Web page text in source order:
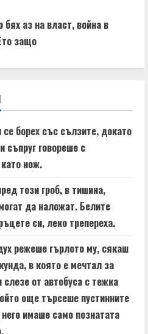
аз на власт, война в
защо
борех със сълзите, докато
съпруг говореше с
нож.
този гроб, в тишина,
да наложат. Белите
си, леко трепереха.
режеше гърлото му, сякаш
в която е мечтал за
от автобуса с тежка
още търсеше пустинните
имаше само познатата